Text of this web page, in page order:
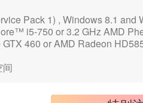
Pack 1) , Windows 8.1 and
i5-750 or 3.2 GHz AMD
460 or AMD Radeon